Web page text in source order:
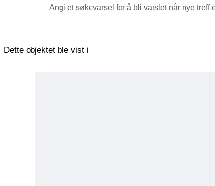
Angi et søkevarsel for å bli varslet når nye treff
Dette objektet ble vist i